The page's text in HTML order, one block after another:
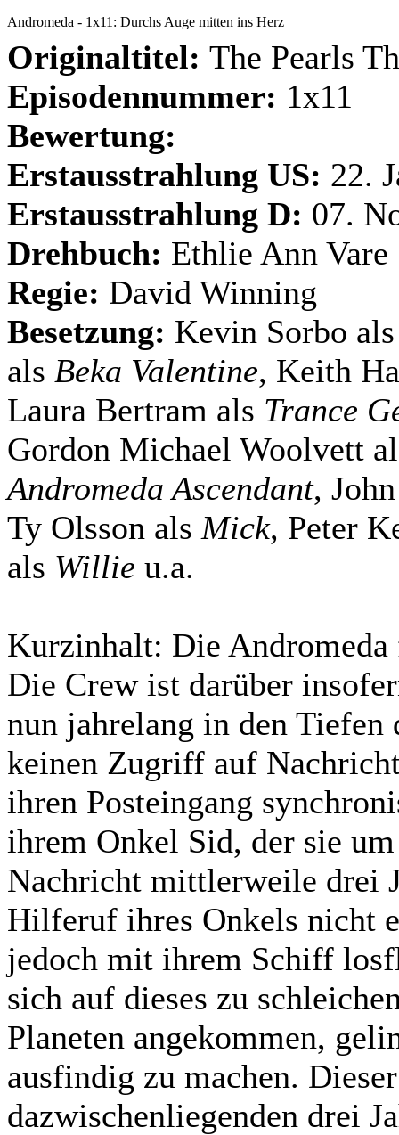
Andromeda - 1x11: Durchs Auge mitten ins Herz
Originaltitel: The Pearls
Episodennummer: 1x11
Bewertung:
Erstausstrahlung US: 22.
Erstausstrahlung D: 07.
Drehbuch: Ethlie Ann Vare
Regie: David Winning
Besetzung: Kevin Sorbo
als Beka Valentine, Keith
Laura Bertram als Trance
Gordon Michael Woolvett
Andromeda Ascendant,
Ty Olsson als Mick, Peter
als Willie u.a.
Kurzinhalt: Die
Die Crew ist darüber
nun jahrelang in den Tiefen
keinen Zugriff auf
ihren Posteingang
ihrem Onkel Sid, der sie
Nachricht mittlerweile drei
Hilferuf ihres Onkels nicht
jedoch mit ihrem Schiff
sich auf dieses zu
Planeten angekommen,
ausfindig zu machen.
dazwischenliegenden drei